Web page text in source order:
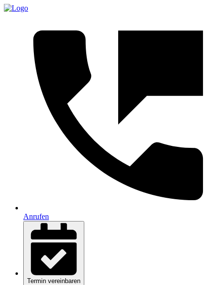
Anrufen
Termin vereinbaren